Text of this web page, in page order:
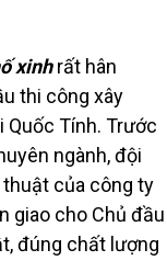
xinhrất hân
thi công xây
Quốc Tính. Trước
ngành, đội
thuật của công ty
giao cho Chủ đầu
đúng chất lượng